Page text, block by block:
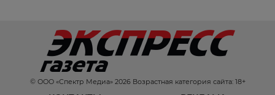
© ООО «Спектр Медиа» 2026 Возрастная категория сайта: 18+